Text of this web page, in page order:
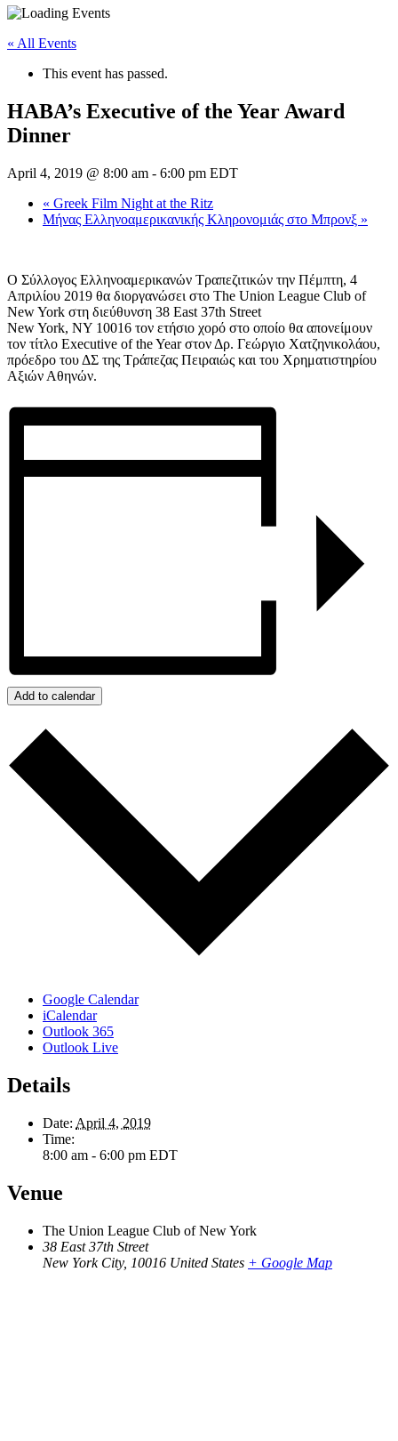
« All Events
This event has passed.
HABA’s Executive of the Year Award
Dinner
April 4, 2019 @ 8:00 am - 6:00 pm EDT
« Greek Film Night at the Ritz
Μήνας Ελληνοαμερικανικής Κληρονομιάς στο Μπρονξ »
Ο Σύλλογος Ελληνοαμερικανών Τραπεζιτικών την Πέμπτη, 4
Απριλίου 2019 θα διοργανώσει στο The Union League Club of
New York στη διεύθυνση 38 East 37th Street
New York, NY 10016 τον ετήσιο χορό στο οποίο θα απονείμουν
τον τίτλο Executive of the Year στον Δρ. Γεώργιο Χατζηνικολάου,
πρόεδρο του ΔΣ της Τράπεζας Πειραιώς και του Χρηματιστηρίου
Αξιών Αθηνών.
Add to calendar
Google Calendar
iCalendar
Outlook 365
Outlook Live
Details
Date: April 4, 2019
Time:
8:00 am - 6:00 pm EDT
Venue
The Union League Club of New York
38 East 37th Street
New York City, 10016 United States + Google Map